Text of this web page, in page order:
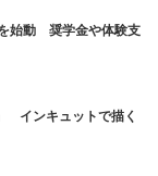
始動 奨学金や体験支
インキュットで描く